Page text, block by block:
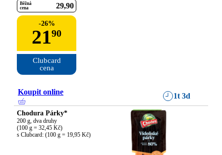
Běžná
cena
29 90
-26%
2190
Clubcard
cena
Koupit online 1t 3d
Chodura Párky*
200 g, dva druhy
(100 g = 32,45 Kč)
s Clubcard: (100 g = 19,95 Kč)